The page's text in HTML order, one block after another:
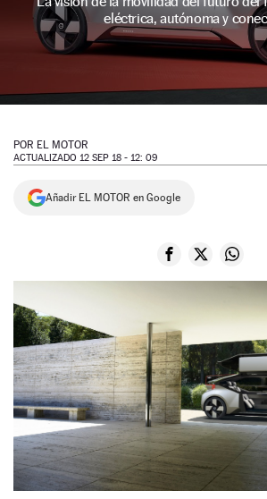
NEWSLETTER
eléctrica, autónoma y
POR EL MOTOR
ACTUALIZADO 12 SEP 18 - 12: 09
Añadir EL MOTOR en Google